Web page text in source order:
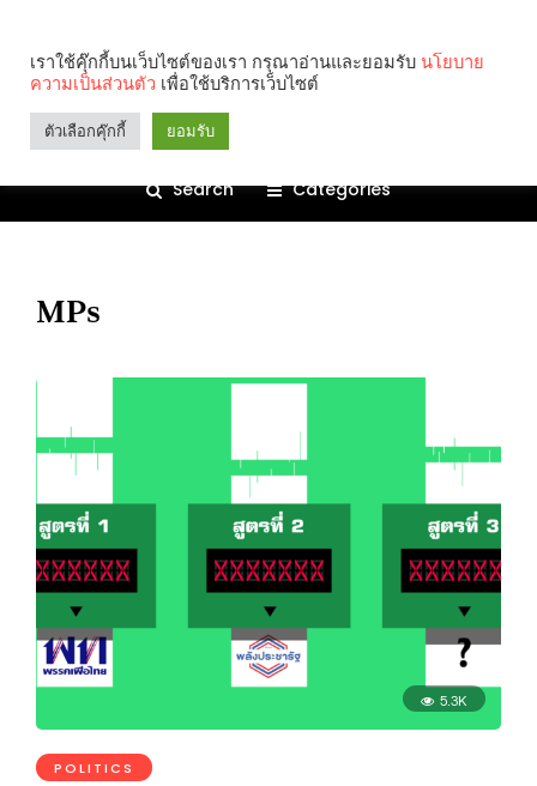
Search Categories
MPs
5.3K
POLITICS
เราใช้คุ๊กกี้บนเว็บไซต์ของเรา กรุณาอ่านและยอมรับ นโยบาย
ความเป็นส่วนตัว เพื่อใช้บริการเว็บไซต์
ตัวเลือกคุ๊กกี้ ยอมรับ